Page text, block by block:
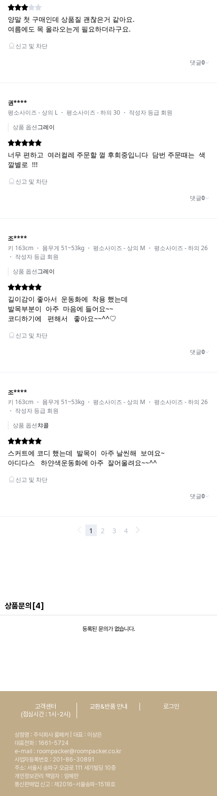
상품문의 [4]
등록된 문의가 없습니다.
고객센터
(점심시간 : 1시-2시)
교환&반품 안내 로그인
상점명 : 주식회사 룸페커 | 대표 : 이상은
대표전화 : 1661-5724
e-mail : roompacker@roompacker.co.kr
사업자등록번호 : 201-86-30891
주소: 서울시 송파구 오금로 111 세기빌딩 10층
개인정보관리 책임자 : 임혜란
통신판매업 신고 : 제2016-서울송파-1518호